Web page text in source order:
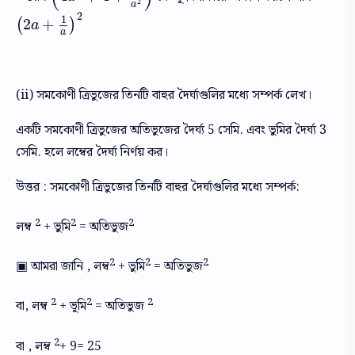
a
(2a + 1
a ) 2
(2a+ 1a )2
(ii) সমকোণী ত্রিভুজের তিনটি বাহুর দৈর্ঘ্যগুলির মধ্যে সম্পর্ক লেখ।
একটি সমকোণী ত্রিভুজের অতিভুজের দৈর্ঘ্য 5 সেমি. এবং ভুমির দৈর্ঘ্য 3
সেমি. হলে লম্বের দৈর্ঘ্য নির্ণয় কর।
উত্তর : সমকোণী ত্রিভুজের তিনটি বাহুর দৈর্ঘ্যগুলির মধ্যে সম্পর্ক:
লম্ব 2 + ভুমি2 = অতিভুজ2
▣ আমরা জানি , লম্ব2 + ভুমি2 = অতিভুজ2
বা, লম্ব 2 + ভূমি2 = অতিভুজ2
বা , লম্ব 2+ 9= 25